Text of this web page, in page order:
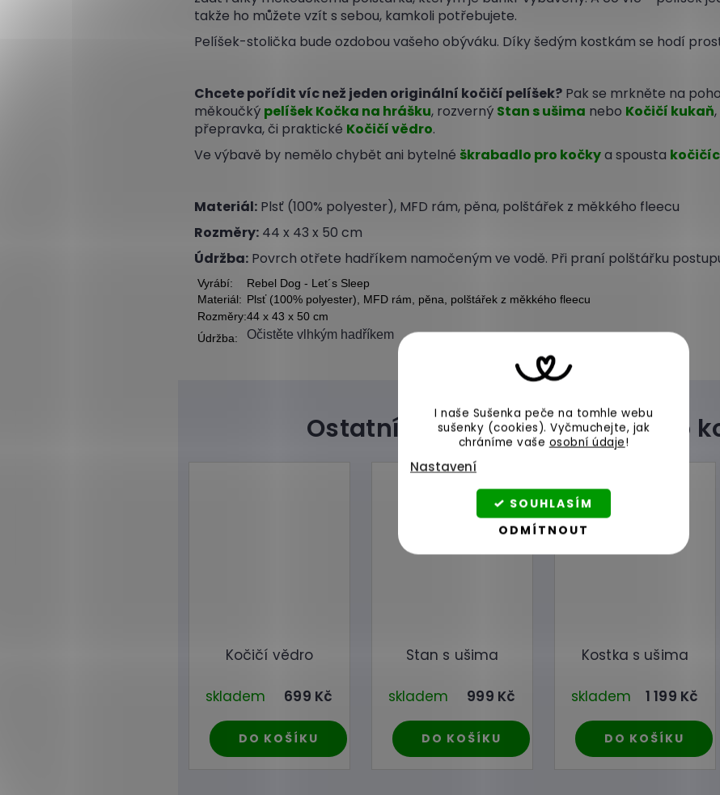
I naše Sušenka peče na tomhle webu
sušenky (cookies).Vyčmuchejte, jak
chráníme vaše osobní údaje!
Nastavení
ODMÍTNOUT
SOUHLASÍM
takže ho můžete vzít s sebou, kamkoli potřebujete.
Pelíšek-stolička bude ozdobou vašeho obýváku. Díky šedým kostkám se hodí
Chcete pořídit víc než jeden originální kočičí pelíšek? Pak se mrkněte na
měkoučký pelíšek Kočka na hrášku, rozverný Stan s ušima nebo Kočičí kukaň
přepravka, či praktické Kočičí vědro.
Ve výbavě by nemělo chybět ani bytelné škrabadlo pro kočkya spousta
Materiál: Plsť (100% polyester), MFD rám, pěna, polštářek z měkkého fleecu
Rozměry: 44 x 43 x 50 cm
Údržba: Povrch otřete hadříkem namočeným ve vodě. Při praní polštářku
Vyrábí:
Rebel Dog - Let´s Sleep
Materiál: Plsť (100% polyester), MFD rám, pěna, polštářek z měkkého fleecu
Rozměry:44 x 43 x 50 cm
Údržba:
Očistěte vlhkým hadříkem
Kočičí vědro
skladem 699 Kč
DO KOŠÍKU
Stan s ušima
skladem 999 Kč
DO KOŠÍKU
Kostka s ušima
skladem 1 199 Kč
DO KOŠÍKU